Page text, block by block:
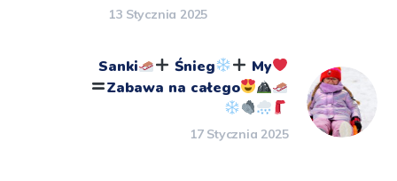
13 Stycznia 2025
Sanki Śnieg
My
Zabawa na całego
17 Stycznia 2025